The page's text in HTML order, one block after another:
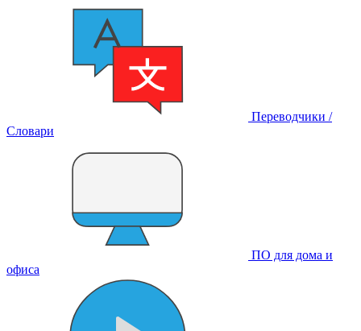
Переводчики /
Словари
ПО для дома и
офиса